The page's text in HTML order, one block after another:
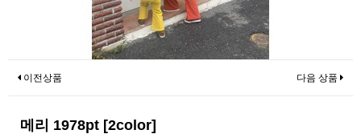
이전상품 다음 상품
메리 1978pt [2color]